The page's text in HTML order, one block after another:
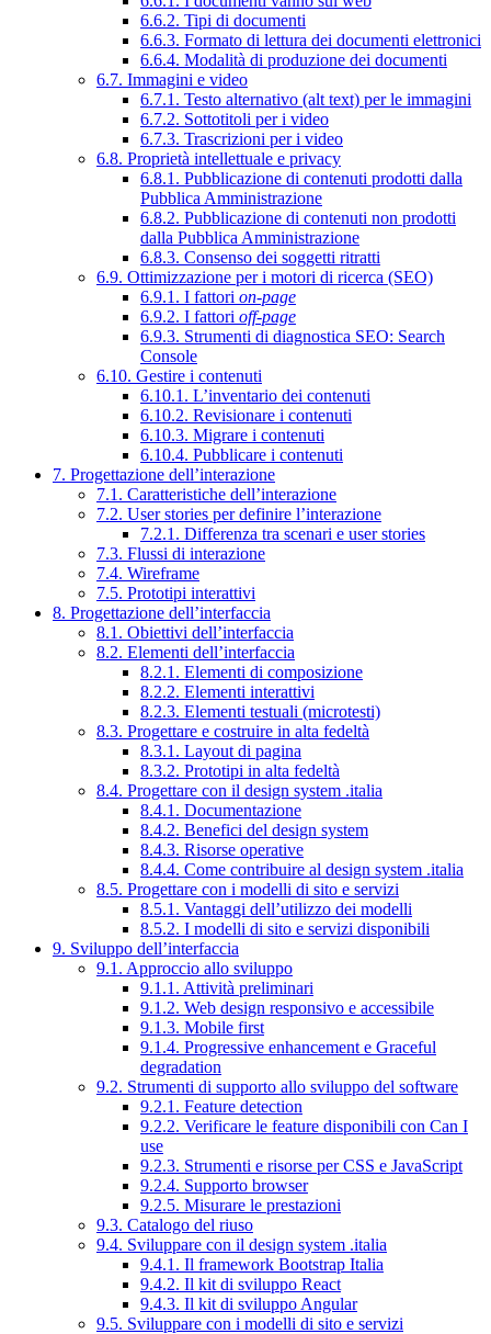
6.6.2. Tipi di documenti
6.6.3. Formato di lettura dei documenti elettronici
6.6.4. Modalità di produzione dei documenti
6.7. Immagini e video
6.7.1. Testo alternativo (alt text) per le immagini
6.7.2. Sottotitoli per i video
6.7.3. Trascrizioni per i video
6.8. Proprietà intellettuale e privacy
6.8.1. Pubblicazione di contenuti prodotti dalla
Pubblica Amministrazione
6.8.2. Pubblicazione di contenuti non prodotti
dalla Pubblica Amministrazione
6.8.3. Consenso dei soggetti ritratti
6.9. Ottimizzazione per i motori di ricerca (SEO)
6.9.1. I fattori on-page
6.9.2. I fattori off-page
6.9.3. Strumenti di diagnostica SEO: Search
Console
6.10. Gestire i contenuti
6.10.1. L’inventario dei contenuti
6.10.2. Revisionare i contenuti
6.10.3. Migrare i contenuti
6.10.4. Pubblicare i contenuti
7. Progettazione dell’interazione
7.1. Caratteristiche dell’interazione
7.2. User stories per definire l’interazione
7.2.1. Differenza tra scenari e user stories
7.3. Flussi di interazione
7.4. Wireframe
7.5. Prototipi interattivi
8. Progettazione dell’interfaccia
8.1. Obiettivi dell’interfaccia
8.2. Elementi dell’interfaccia
8.2.1. Elementi di composizione
8.2.2. Elementi interattivi
8.2.3. Elementi testuali (microtesti)
8.3. Progettare e costruire in alta fedeltà
8.3.1. Layout di pagina
8.3.2. Prototipi in alta fedeltà
8.4. Progettare con il design system .italia
8.4.1. Documentazione
8.4.2. Benefici del design system
8.4.3. Risorse operative
8.4.4. Come contribuire al design system .italia
8.5. Progettare con i modelli di sito e servizi
8.5.1. Vantaggi dell’utilizzo dei modelli
8.5.2. I modelli di sito e servizi disponibili
9. Sviluppo dell’interfaccia
9.1. Approccio allo sviluppo
9.1.1. Attività preliminari
9.1.2. Web design responsivo e accessibile
9.1.3. Mobile first
9.1.4. Progressive enhancement e Graceful
degradation
9.2. Strumenti di supporto allo sviluppo del software
9.2.1. Feature detection
9.2.2. Verificare le feature disponibili con Can I
use
9.2.3. Strumenti e risorse per CSS e JavaScript
9.2.4. Supporto browser
9.2.5. Misurare le prestazioni
9.3. Catalogo del riuso
9.4. Sviluppare con il design system .italia
9.4.1. Il framework Bootstrap Italia
9.4.2. Il kit di sviluppo React
9.4.3. Il kit di sviluppo Angular
9.5. Sviluppare con i modelli di sito e servizi